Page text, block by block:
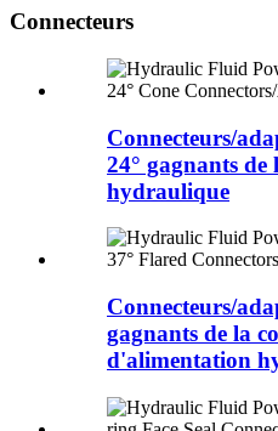
Connecteurs
Connecteurs/
24° gagnants de
hydraulique
Connecteurs/
gagnants de la
d'alimentation